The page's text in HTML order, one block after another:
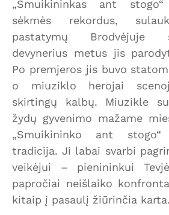
„Smuikininkas ant
sėkmės rekordus,
pastatymų Brodvėjuje
devynerius metus jis
Po premjeros jis buvo
o miuziklo herojai
skirtingų kalbų. Miuzikle
žydų gyvenimo mažame
„Smuikininko ant
tradicija. Ji labai svarbi
veikėjui – pienininkui
papročiai neišlaiko
kitaip į pasaulį žiūrinčia